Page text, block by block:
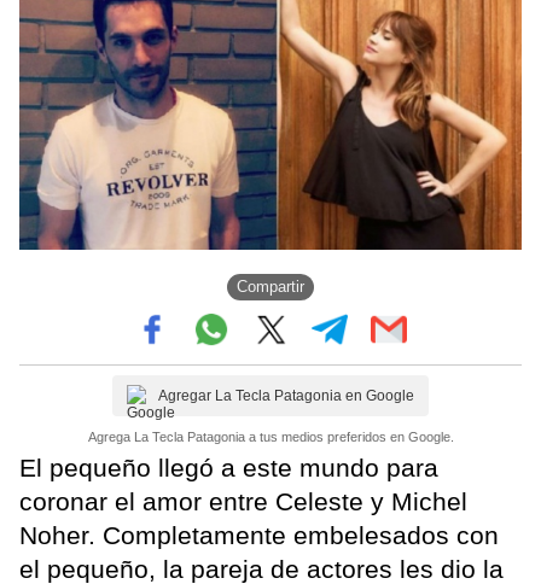
Compartir
Agregar La Tecla Patagonia en Google
Agrega La Tecla Patagonia a tus medios preferidos en Google.
El pequeño llegó a este mundo para
coronar el amor entre Celeste y Michel
Noher. Completamente embelesados con
el pequeño, la pareja de actores les dio la